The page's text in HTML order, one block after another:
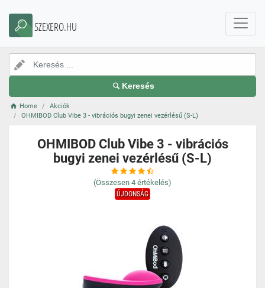
SZEXERO.HU
Keresés
Home
Akciók
OHMIBOD Club Vibe 3 - vibrációs bugyi zenei vezérlésű (S-L)
OHMIBOD Club Vibe 3 - vibrációs
bugyi zenei vezérlésű (S-L)
(Összesen 4 értékelés)
ÚJDONSÁG